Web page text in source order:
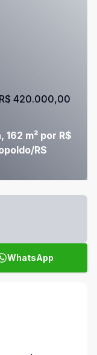
m² por R$
RS
R$ 420.000,00
WhatsApp